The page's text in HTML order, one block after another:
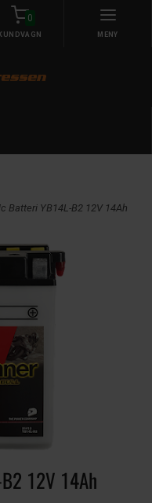
0
KUNDVAGN MENY
Batteri YB14L-B2 12V 14Ah
12V 14Ah